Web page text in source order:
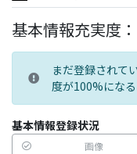
基本情報充実度：
まだ登録されて
度が100%になる
基本情報登録状況
画像